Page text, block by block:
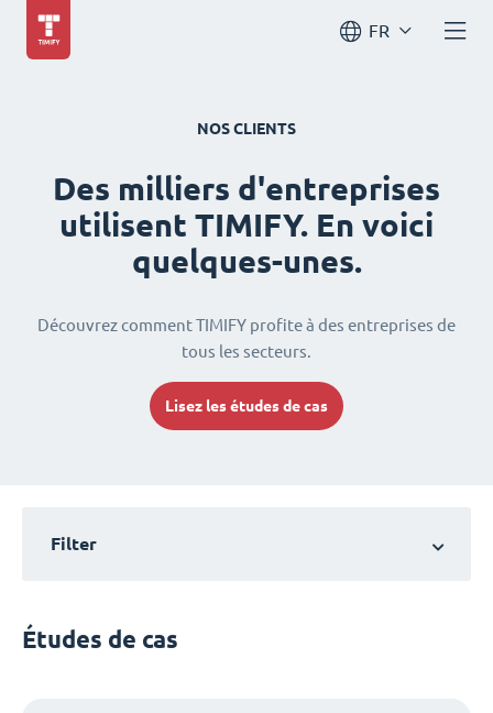
FR
NOS CLIENTS
Des milliers d'entreprises
utilisent TIMIFY. En voici
quelques-unes.
Découvrez comment TIMIFY profite à des entreprises de
tous les secteurs.
Lisez les études de cas
Filter
Études de cas